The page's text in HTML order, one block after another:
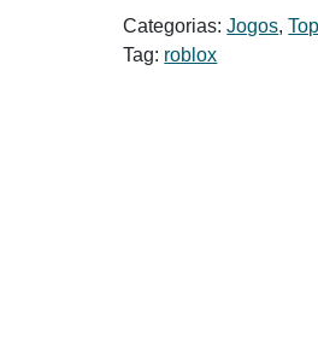
Categorias:Jogos,
Tag: roblox